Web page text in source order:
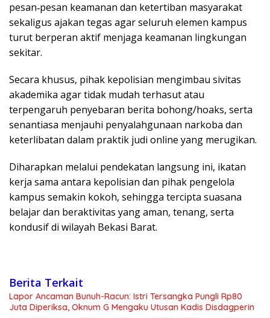
pesan‑pesan keamanan dan ketertiban masyarakat
sekaligus ajakan tegas agar seluruh elemen kampus
turut berperan aktif menjaga keamanan lingkungan
sekitar.
Secara khusus, pihak kepolisian mengimbau sivitas
akademika agar tidak mudah terhasut atau
terpengaruh penyebaran berita bohong/hoaks, serta
senantiasa menjauhi penyalahgunaan narkoba dan
keterlibatan dalam praktik judi online yang merugikan.
Diharapkan melalui pendekatan langsung ini, ikatan
kerja sama antara kepolisian dan pihak pengelola
kampus semakin kokoh, sehingga tercipta suasana
belajar dan beraktivitas yang aman, tenang, serta
kondusif di wilayah Bekasi Barat.
Berita Terkait
Lapor Ancaman Bunuh-Racun: Istri Tersangka Pungli Rp80
Juta Diperiksa, Oknum G Mengaku Utusan Kadis Disdagperin